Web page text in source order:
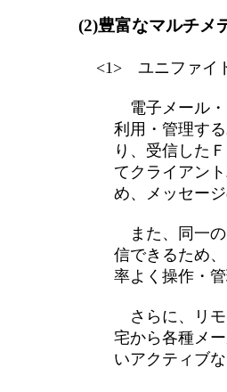
(2)豊富なマルチメ
<1> ユニファイ
電子メール・
利用・管理す
り、受信した
てクライアン
め、メッセー
また、同一の
信できるため
率よく操作・
さらに、リモ
宅から各種メ
いアクティブ